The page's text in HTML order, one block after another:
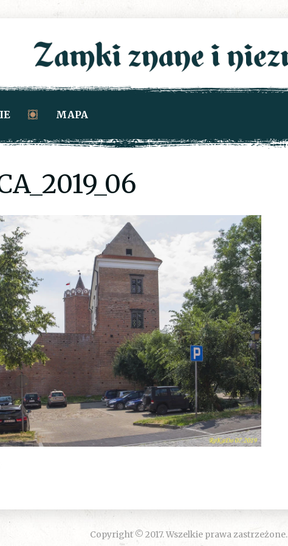
MAPA
Copyright © 2017. Wszelkie prawa zastrzeżone.